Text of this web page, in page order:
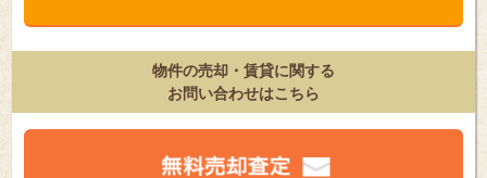
物件の売却・賃貸に関する
お問い合わせはこちら